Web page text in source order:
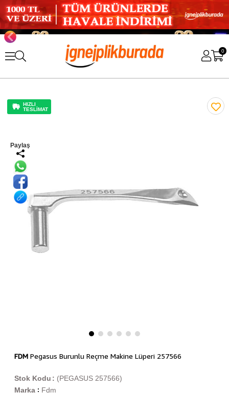
0
HIZLI
TESLİMAT
Paylaş
FDMPegasus Burunlu Reçme Makine Lüperi 257566
(PEGASUS 257566)
Stok Kodu
Marka : Fdm